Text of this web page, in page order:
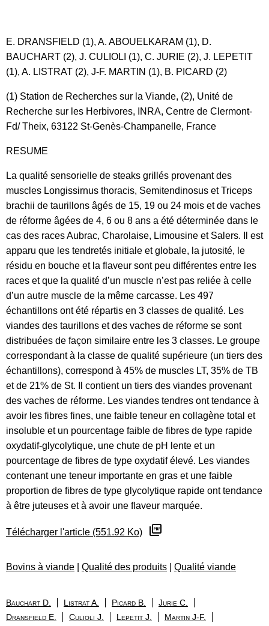
E. DRANSFIELD (1), A. ABOUELKARAM (1), D.
BAUCHART (2), J. CULIOLI (1), C. JURIE (2), J. LEPETIT
(1), A. LISTRAT (2), J-F. MARTIN (1), B. PICARD (2)
(1) Station de Recherches sur la Viande, (2), Unité de
Recherche sur les Herbivores, INRA, Centre de Clermont-
Fd/ Theix, 63122 St-Genès-Champanelle, France
RESUME
La qualité sensorielle de steaks grillés provenant des
muscles Longissirnus thoracis, Semitendinosus et Triceps
brachii de taurillons âgés de 15, 19 ou 24 mois et de vaches
de réforme âgées de 4, 6 ou 8 ans a été déterminée dans le
cas des races Aubrac, Charolaise, Limousine et Salers. Il est
apparu que les tendretés initiale et globale, la jutosité, le
résidu en bouche et la flaveur sont peu différentes entre les
races et que la qualité d’un muscle n’est pas reliée à celle
d’un autre muscle de la même carcasse. Les 497
échantillons ont été répartis en 3 classes de qualité. Les
viandes des taurillons et des vaches de réforme se sont
distribuées de façon similaire entre les 3 classes. Le groupe
correspondant à la classe de qualité supérieure (un tiers des
échantillons), correspond à 45% de muscles LT, 35% de TB
et de 21% de St. Il contient un tiers des viandes provenant
des vaches de réforme. Les viandes tendres ont tendance à
avoir les fibres fines, une faible teneur en collagène total et
insoluble et un pourcentage faible de fibres de type rapide
oxydatif-glycolytique, une chute de pH lente et un
pourcentage de fibres de type oxydatif élevé. Les viandes
contenant une teneur importante en gras et une faible
proportion de fibres de type glycolytique rapide ont tendance
à être juteuses et à avoir une flaveur marquée.
Télécharger l'article (551.92 Ko)
Bovins à viande Qualité des produits Qualité viande
Bauchart D. Listrat A. Picard B.
Jurie C.
Dransfield E.
Culioli J. Lepetit J.
Martin J-F.